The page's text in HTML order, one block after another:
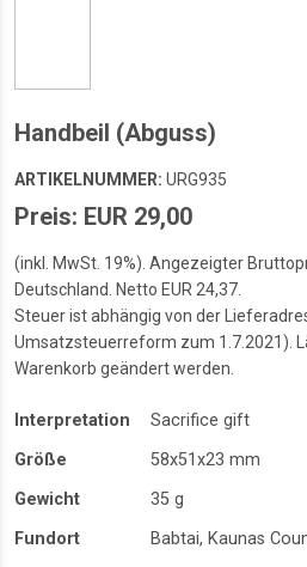
Handbeil (Abguss)
ARTIKELNUMMER: URG935
Preis: EUR 29,00
(inkl. MwSt. 19%). Angezeigter
Deutschland. Netto EUR 24,37.
Steuer ist abhängig von der
Umsatzsteuerreform zum 1.7.2021).
Warenkorb geändert werden.
Interpretation
Sacrifice gift
Größe
58x51x23 mm
Gewicht
35 g
Fundort
Babtai, Kaunas